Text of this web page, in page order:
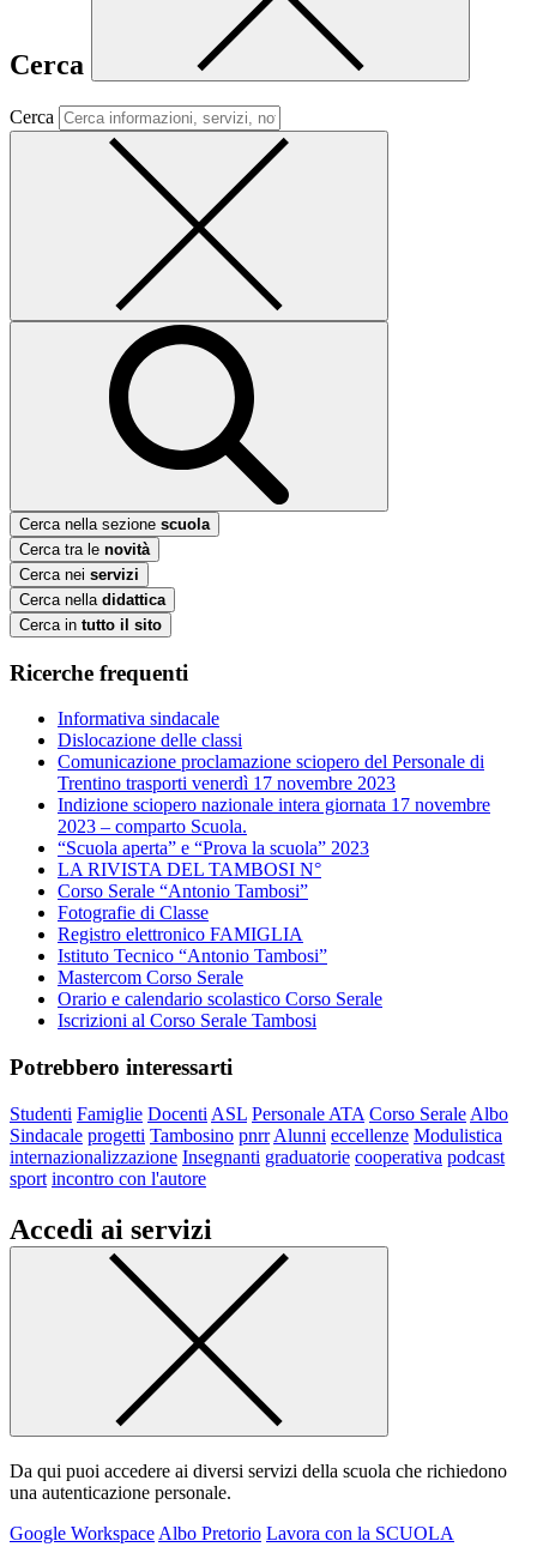
Cerca
Cerca
Cerca nella sezione scuola
Cerca tra le novità
Cerca nei servizi
Cerca nella didattica
Cerca in tutto il sito
Ricerche frequenti
Informativa sindacale
Dislocazione delle classi
Comunicazione proclamazione sciopero del Personale di
Trentino trasporti venerdì 17 novembre 2023
Indizione sciopero nazionale intera giornata 17 novembre
2023 – comparto Scuola.
“Scuola aperta” e “Prova la scuola” 2023
LA RIVISTA DEL TAMBOSI N°
Corso Serale “Antonio Tambosi”
Fotografie di Classe
Registro elettronico FAMIGLIA
Istituto Tecnico “Antonio Tambosi”
Mastercom Corso Serale
Orario e calendario scolastico Corso Serale
Iscrizioni al Corso Serale Tambosi
Potrebbero interessarti
Studenti Famiglie Docenti ASL Personale ATA Corso Serale Albo
Sindacale progetti Tambosino pnrr Alunni eccellenze Modulistica
internazionalizzazione Insegnanti graduatorie cooperativa podcast
sport incontro con l'autore
Accedi ai servizi
Da qui puoi accedere ai diversi servizi della scuola che richiedono
una autenticazione personale.
Google Workspace Albo Pretorio Lavora con la SCUOLA